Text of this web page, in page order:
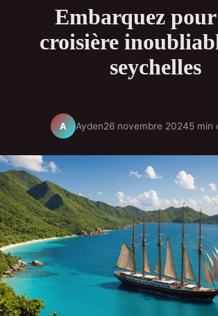
Embarquez
croisière
seychelles
A Ayden26 novembre 20245 min